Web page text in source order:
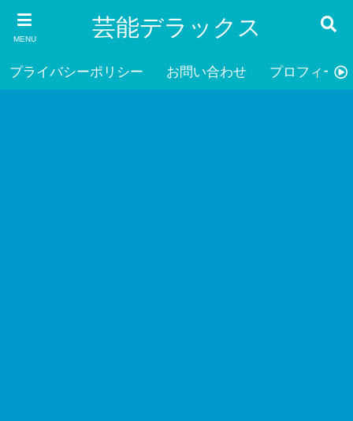
MENU 芸能デラックス
プライバシーポリシー お問い合わせ プロフィール